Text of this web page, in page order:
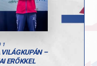
8-án vár a
alapján
VILÁGKUPÁN –
ERŐKKEL